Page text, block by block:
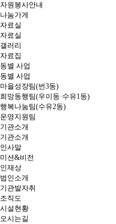
자원봉사안내
나눔가게
자료실
자료실
갤러리
자료집
동별 사업
동별 사업
마을성장팀(번3동)
희망동행팀(우이동·수유1동)
행복나눔팀(수유2동)
운영지원팀
기관소개
기관소개
인사말
미션&비전
인재상
법인소개
기관발자취
조직도
시설현황
오시는길